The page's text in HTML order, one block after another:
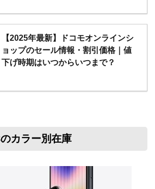
【2025年最新】ドコモオンラインシ
ョップのセール情報・割引価格｜値
下げ時期はいつからいつまで？
カラー別在庫